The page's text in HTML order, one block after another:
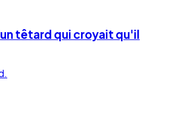
têtard qui croyait qu'il